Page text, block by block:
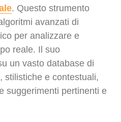
. Questo strumento
avanzati di
per analizzare e
reale. Il suo
un vasto database di
stilistiche e contestuali,
suggerimenti pertinenti e